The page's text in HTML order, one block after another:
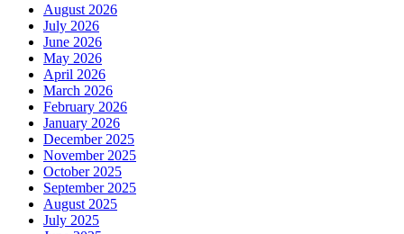
August 2026
July 2026
June 2026
May 2026
April 2026
March 2026
February 2026
January 2026
December 2025
November 2025
October 2025
September 2025
August 2025
July 2025